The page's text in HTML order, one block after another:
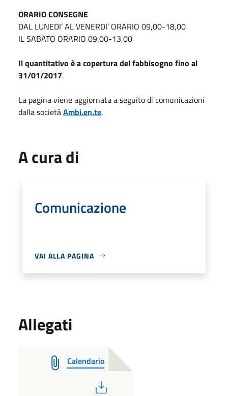
ORARIO CONSEGNE
DAL LUNEDI’ AL VENERDI’ ORARIO 09,00-18,00
IL SABATO ORARIO 09,00-13,00
Il quantitativo è a copertura del fabbisogno fino al
31/01/2017.
La pagina viene aggiornata a seguito di comunicazioni
dalla societàAmbi.en.te.
A cura di
Comunicazione
VAI ALLA PAGINA
Allegati
Calendario